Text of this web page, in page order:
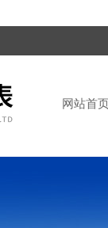
网站首